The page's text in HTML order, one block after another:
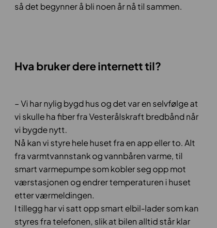
så det begynner å bli noen år nå til sammen.
Hva bruker dere internett til?
– Vi har nylig bygd hus og det var en selvfølge at
vi skulle ha fiber fra Vesterålskraft bredbånd når
vi bygde nytt.
Nå kan vi styre hele huset fra en app eller to. Alt
fra varmtvannstank og vannbåren varme, til
smart varmepumpe som kobler seg opp mot
værstasjonen og endrer temperaturen i huset
etter værmeldingen.
I tillegg har vi satt opp smart elbil-lader som kan
styres fra telefonen, slik at bilen alltid står klar